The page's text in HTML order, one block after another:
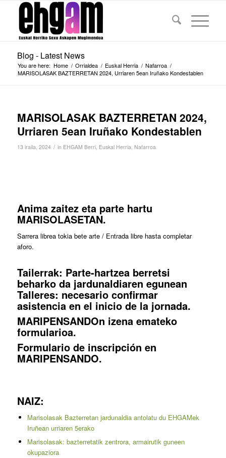
Blog - Latest News
You are here: Home / Orrialdea / Euskal Herria / Nafarroa /
MARISOLASAK BAZTERRETAN 2024, Urriaren 5ean Iruñako Kondestablen
MARISOLASAK BAZTERRETAN 2024,
Urriaren 5ean Iruñako Kondestablen
13 iraila, 2024 / in EHGAM Berri, Euskal Herria, Nafarroa
Anima zaitez eta parte hartu
MARISOLASETAN.
Sarrera librea tokia bete arte / Entrada libre hasta completar
aforo.
Tailerrak: Parte-hartzea berretsi
beharko da jardunaldiaren egunean
Talleres: necesario confirmar
asistencia en el inicio de la jornada.
MARIPENSANDOn izena emateko
formularioa.
Formulario de inscripción en
MARIPENSANDO.
NAIZ:
Marisolasak Bazterretan jardunaldia antolatu du EHGAMek
Iruñean urriaren 5erako
Marisolasak: bazterretatik zentrora, armairutik guneen
okupaziora